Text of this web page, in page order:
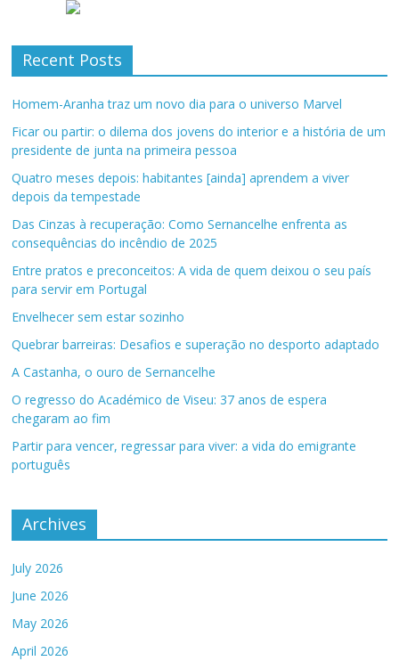
Recent Posts
Homem-Aranha traz um novo dia para o universo Marvel
Ficar ou partir: o dilema dos jovens do interior e a história de um
presidente de junta na primeira pessoa
Quatro meses depois: habitantes [ainda] aprendem a viver
depois da tempestade
Das Cinzas à recuperação: Como Sernancelhe enfrenta as
consequências do incêndio de 2025
Entre pratos e preconceitos: A vida de quem deixou o seu país
para servir em Portugal
Envelhecer sem estar sozinho
Quebrar barreiras: Desafios e superação no desporto adaptado
A Castanha, o ouro de Sernancelhe
O regresso do Académico de Viseu: 37 anos de espera
chegaram ao fim
Partir para vencer, regressar para viver: a vida do emigrante
português
Archives
July 2026
June 2026
May 2026
April 2026